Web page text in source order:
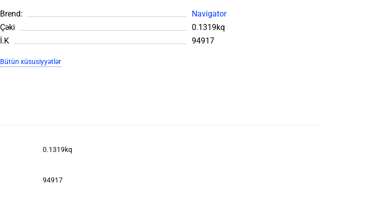
Brend:
Navigator
Çəki
0.1319kq
İ.K
94917
Bütün xüsusiyyətlər
0.1319kq
94917